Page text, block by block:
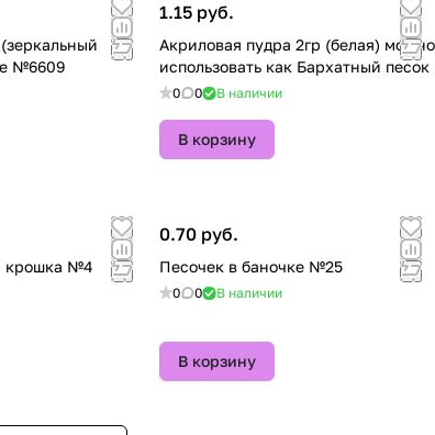
№6609
1.15 руб.
Акриловая пудра 2гр (белая) можно
использовать как Бархатный песок
0 0 В наличии
В корзину
крошка №4
0.70 руб.
Песочек в баночке №25
0 0 В наличии
В корзину